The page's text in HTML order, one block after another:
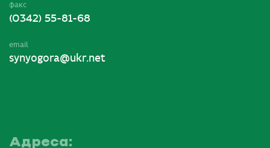
факс
(0342) 55-81-68
email
synyogora@ukr.net
Адреса: